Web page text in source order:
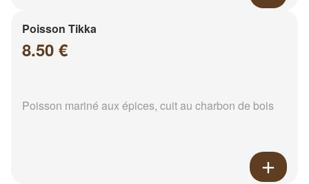
Poisson Tikka
8.50 €
Poisson mariné aux épices, cuit au charbon de bois